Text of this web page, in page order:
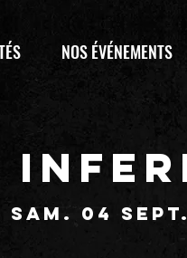
NOS ÉVÉNEMENTS
sam. 04 sept.